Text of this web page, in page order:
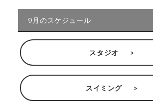
9月のスケジュール
スタジオ
スイミング